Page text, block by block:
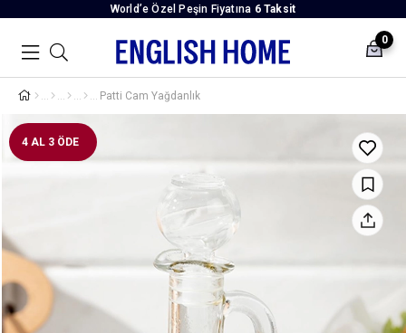
World’e Özel Peşin Fiyatına 6 Taksit
0
Patti Cam Yağdanlık
4 AL 3 ÖDE